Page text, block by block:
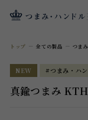
トップ 全ての製品 つま
NEW #つまみ・ハ
真鍮つまみ